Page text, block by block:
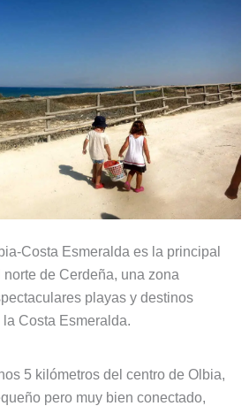
Costa Esmeralda es la principal
de Cerdeña, una zona
playas y destinos
Costa Esmeralda.
5 kilómetros del centro de Olbia,
pero muy bien conectado,